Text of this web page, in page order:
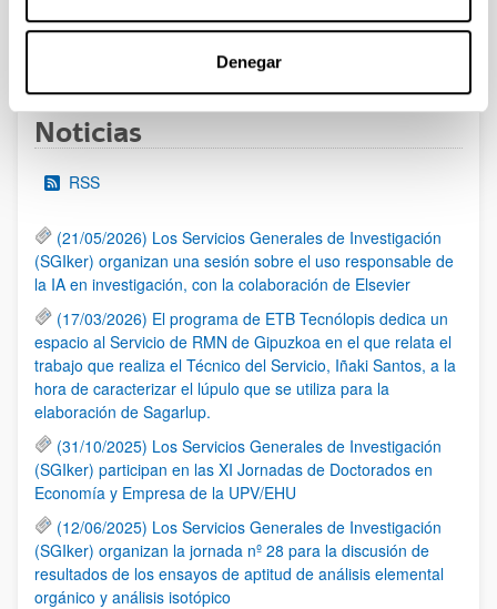
Denegar
Páginas intermedias Use TAB para
PáginaPáginaPágina
Noticias
RSS
(21/05/2026) Los Servicios Generales de Investigación
(SGIker) organizan una sesión sobre el uso responsable de
la IA en investigación, con la colaboración de Elsevier
(17/03/2026) El programa de ETB Tecnólopis dedica un
espacio al Servicio de RMN de Gipuzkoa en el que relata el
trabajo que realiza el Técnico del Servicio, Iñaki Santos, a la
hora de caracterizar el lúpulo que se utiliza para la
elaboración de Sagarlup.
(31/10/2025) Los Servicios Generales de Investigación
(SGIker) participan en las XI Jornadas de Doctorados en
Economía y Empresa de la UPV/EHU
(12/06/2025) Los Servicios Generales de Investigación
(SGIker) organizan la jornada nº 28 para la discusión de
resultados de los ensayos de aptitud de análisis elemental
orgánico y análisis isotópico